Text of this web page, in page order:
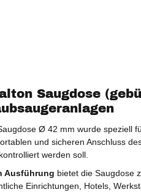
Saugdose
Ø 42 mm wurde speziell
und sicheren Anschluss
werden soll.
Ausführung bietet die Saugdose
Einrichtungen, Hotels,